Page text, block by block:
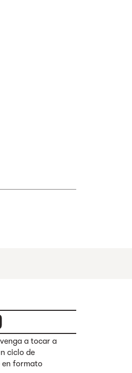
a tocar a
ciclo de
en formato